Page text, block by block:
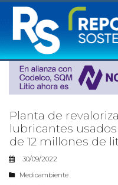
Planta de
lubricantes
de 12 millones de
30/09/2022
Medioambiente